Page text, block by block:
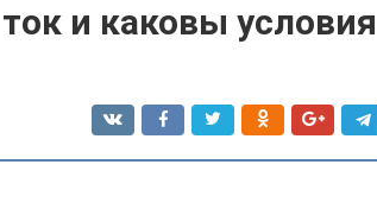
и каковы условия